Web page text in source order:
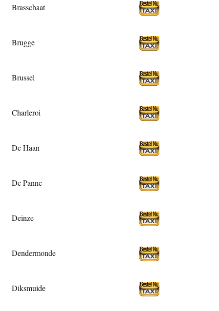
Brasschaat
Brugge
Brussel
Charleroi
De Haan
De Panne
Deinze
Dendermonde
Diksmuide